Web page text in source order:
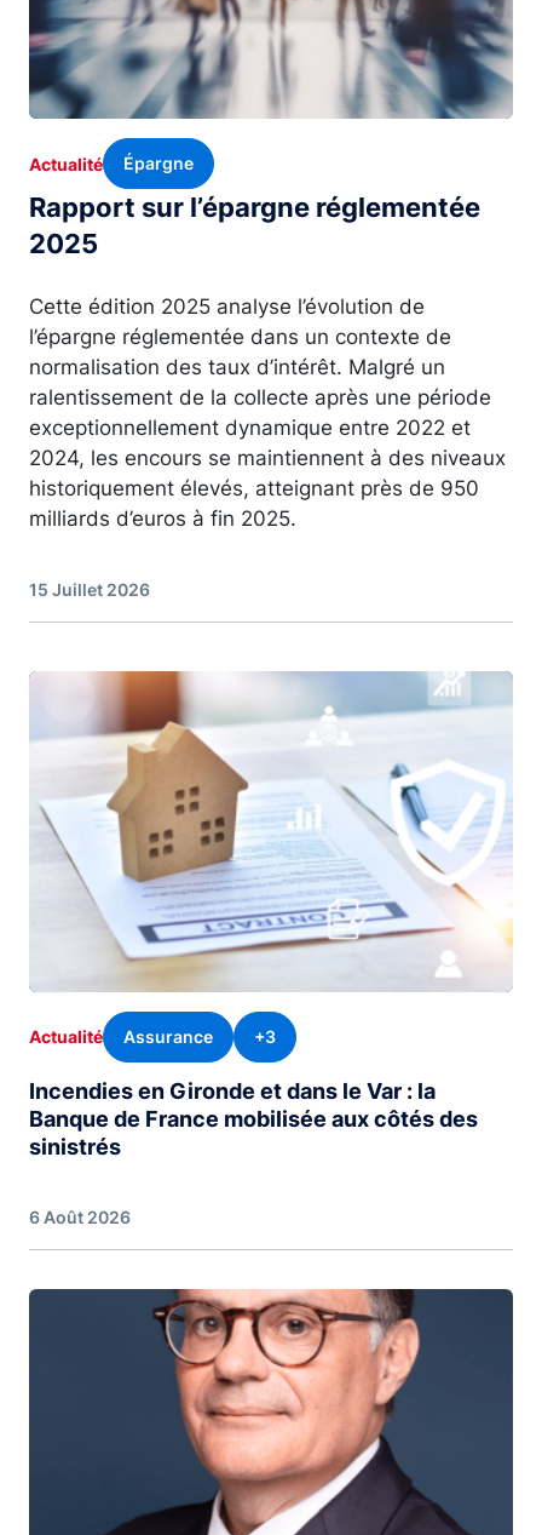
Rapport sur l’épargne réglementée
2025
Actualité Épargne
Cette édition 2025 analyse l’évolution de
l’épargne réglementée dans un contexte de
normalisation des taux d’intérêt. Malgré un
ralentissement de la collecte après une période
exceptionnellement dynamique entre 2022 et
2024, les encours se maintiennent à des niveaux
historiquement élevés, atteignant près de 950
milliards d’euros à fin 2025.
15 Juillet 2026
Actualité Assurance +3
Incendies en Gironde et dans le Var : la
Banque de France mobilisée aux côtés des
sinistrés
6 Août 2026
Image